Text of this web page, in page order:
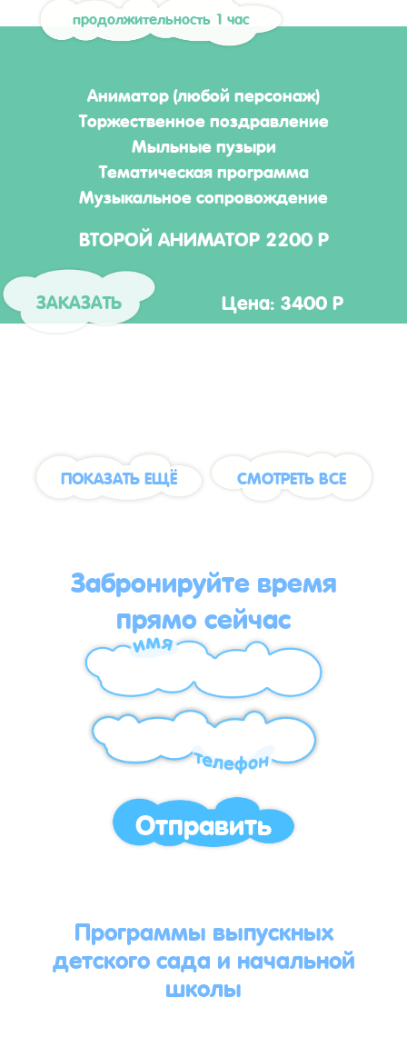
продолжительность 1 час
Аниматор (любой персонаж)
Торжественное поздравление
Мыльные пузыри
Тематическая программа
Музыкальное сопровождение
ВТОРОЙ АНИМАТОР 2200 Р
ЗАКАЗАТЬ Цена: 3400 Р
ПОКАЗАТЬ ЕЩЁ СМОТРЕТЬ ВСЕ
Забронируйте время
прямо сейчас
Отправить
Программы выпускных
детского сада и начальной
школы